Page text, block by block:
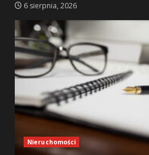
6 sierpnia, 2026
Nieruchomości